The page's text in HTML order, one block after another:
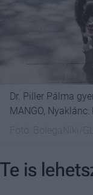
Dr. Piller Pálma
MANGO, Nyaklánc:
Te is